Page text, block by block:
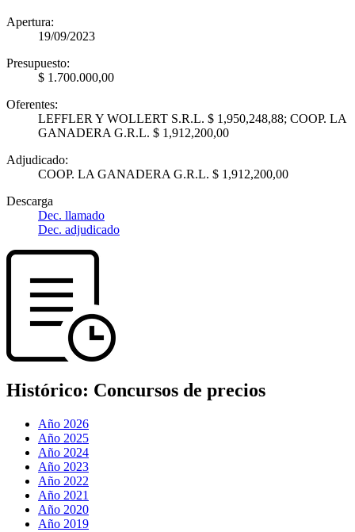
Apertura:
19/09/2023
Presupuesto:
$ 1.700.000,00
Oferentes:
LEFFLER Y WOLLERT S.R.L. $ 1,950,248,88; COOP. LA
GANADERA G.R.L. $ 1,912,200,00
Adjudicado:
COOP. LA GANADERA G.R.L. $ 1,912,200,00
Descarga
Dec. llamado
Dec. adjudicado
Histórico: Concursos de precios
Año 2026
Año 2025
Año 2024
Año 2023
Año 2022
Año 2021
Año 2020
Año 2019